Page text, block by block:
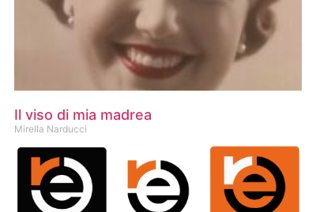
Il viso di mia madrea
Mirella Narducci